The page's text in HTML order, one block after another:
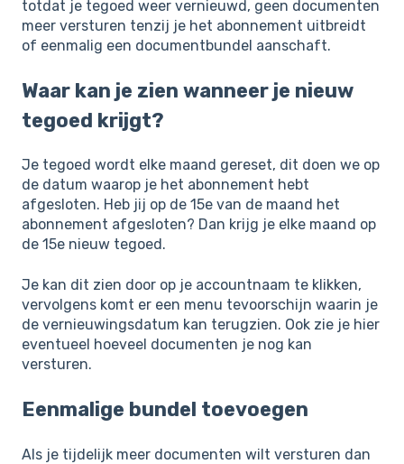
totdat je tegoed weer vernieuwd, geen documenten
meer versturen tenzij je het abonnement uitbreidt
of eenmalig een documentbundel aanschaft.
Waar kan je zien wanneer je nieuw
tegoed krijgt?
Je tegoed wordt elke maand gereset, dit doen we op
de datum waarop je het abonnement hebt
afgesloten. Heb jij op de 15e van de maand het
abonnement afgesloten? Dan krijg je elke maand op
de 15e nieuw tegoed.
Je kan dit zien door op je accountnaam te klikken,
vervolgens komt er een menu tevoorschijn waarin je
de vernieuwingsdatum kan terugzien. Ook zie je hier
eventueel hoeveel documenten je nog kan
versturen.
Eenmalige bundel toevoegen
Als je tijdelijk meer documenten wilt versturen dan